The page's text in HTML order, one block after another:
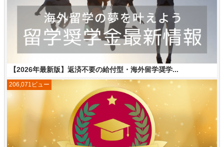
【2026年最新版】返済不要の給付型・海外留学奨学...
206,071ビュー